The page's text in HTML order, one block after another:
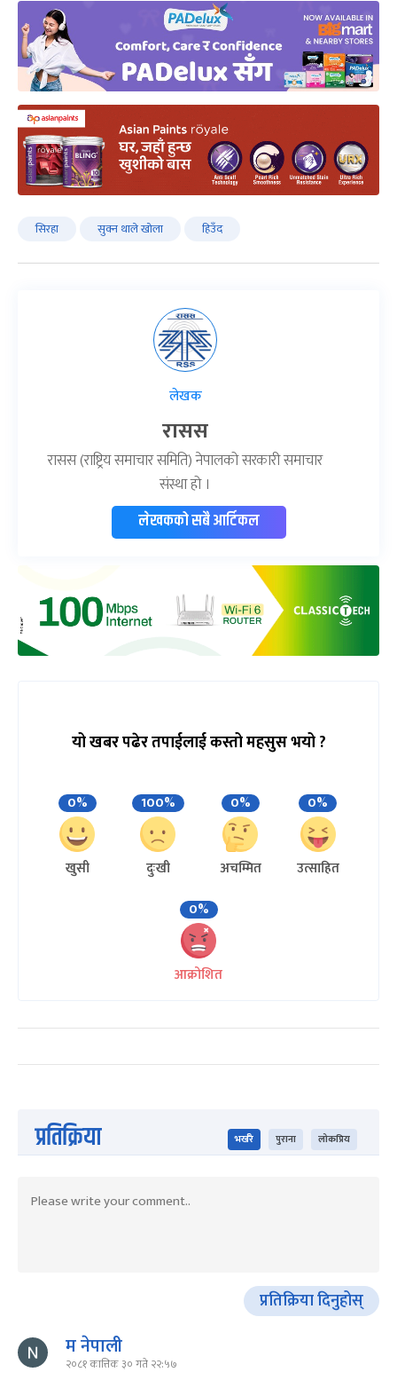
सिरहा सुक्न थाले खोला हिउँद
लेखक
रासस
रासस (राष्ट्रिय समाचार समिति) नेपालको सरकारी समाचार
संस्था हो ।
लेखकको सबै आर्टिकल
यो खबर पढेर तपाईलाई कस्तो महसुस भयो ?
0%
खुसी
100%
दुःखी
0%
अचम्मित
0%
उत्साहित
0%
आक्रोशित
प्रतिक्रिया भर्खरै पुराना लोकप्रिय
प्रतिक्रिया दिनुहोस्
म नेपाली
२०८१ कात्तिक ३० गते २२:५७